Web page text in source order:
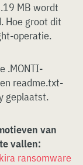
MB wordt
Hoe groot dit
operatie.
.MONTI-
readme.txt-
geplaatst.
van
vallen:
ransomware